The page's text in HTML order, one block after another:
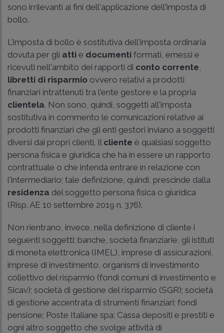
sono irrilevanti ai fini dell'applicazione dell'imposta di
bollo.
L'imposta di bollo è sostitutiva dell'imposta ordinaria
dovuta per gli atti e documenti formati, emessi e
ricevuti nell'ambito dei rapporti di conto corrente
libretti di risparmio ovvero relativi a prodotti
finanziari intrattenuti tra l'ente gestore e la propria
clientela. Non sono, quindi, soggetti all'imposta
sostitutiva in commento le comunicazioni relative ai
prodotti finanziari che gli enti gestori inviano a soggetti
diversi dai propri clienti. Il cliente è qualsiasi soggetto
persona fisica e giuridica che ha in essere un rapporto
contrattuale o che intenda entrare in relazione con
l'intermediario; tale definizione, quindi, prescinde dalla
residenza del soggetto persona fisica o giuridica
(Risp. AE 10 settembre 2019 n. 376).
Non rientrano, invece, nella definizione di cliente i
seguenti soggetti: banche, società finanziarie, gli istituti
di moneta elettronica (IMEL), imprese di assicurazioni,
imprese di investimento, organismi di investimento
collettivo del risparmio (fondi comuni di investimento e
Sicav); società di gestione del risparmio (SGR); società
di gestione accentrata di strumenti finanziari; fondi
pensione; Poste Italiane spa; Cassa depositi e prestiti e
ogni altro soggetto che svolge attività di